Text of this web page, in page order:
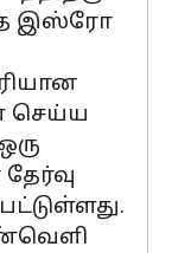
இஸ்ரோ
செய்ய